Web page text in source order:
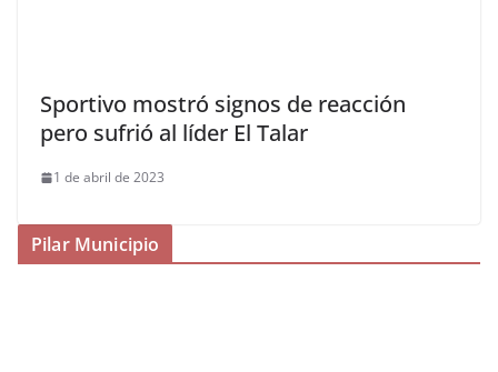
Sportivo mostró signos de reacción
pero sufrió al líder El Talar
1 de abril de 2023
Pilar Municipio